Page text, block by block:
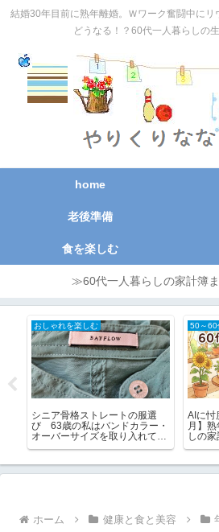
結婚30年目前に熟年離婚。Ｗワーク奮闘中に
どうなる！？60代一人暮らしの
home
老後準備
食を楽しむ
≫60代一人暮らしの家計簿
おしゃれを楽しむ
シニア骨格ストレートの服選
び 63歳の私はバンドカラー・
オーバーサイズを取り入れてい
50～60
AIに忖
月】
しの
ホーム 健康と食と美容